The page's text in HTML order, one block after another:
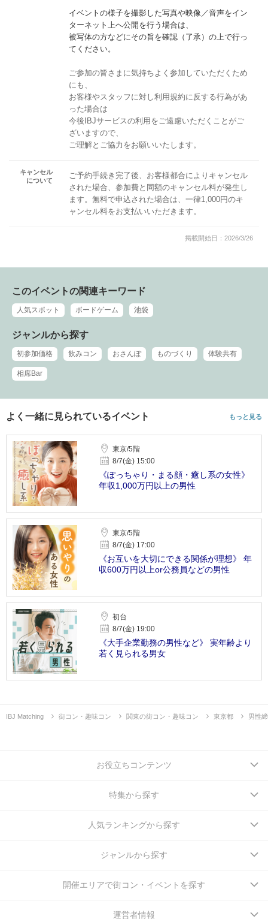
イベントの様子を撮影した写真や映像／音声をイン
ターネット上へ公開を行う場合は、
被写体の方などにその旨を確認（了承）の上で行っ
てください。
ご参加の皆さまに気持ちよく参加していただくため
にも、
お客様やスタッフに対し利用規約に反する行為があ
った場合は
今後IBJサービスの利用をご遠慮いただくことがご
ざいますので、
ご理解とご協力をお願いいたします。
キャンセル
について
ご予約手続き完了後、お客様都合によりキャンセル
された場合、参加費と同額のキャンセル料が発生し
ます。無料で申込された場合は、一律1,000円のキ
ャンセル料をお支払いいただきます。
掲載開始日：2026/3/26
このイベントの関連キーワード
人気スポット ボードゲーム 池袋
ジャンルから探す
初参加価格 飲みコン おさんぽ ものづくり 体験共有
相席Bar
よく一緒に見られているイベント もっと見る
東京/5階
8/7(金) 15:00
《ぽっちゃり・まる顔・癒し系の女性》
年収1,000万円以上の男性
東京/5階
8/7(金) 17:00
《お互いを大切にできる関係が理想》 年
収600万円以上or公務員などの男性
初台
8/7(金) 19:00
《大手企業勤務の男性など》 実年齢より
若く見られる男女
IBJ Matching 街コン・趣味コン 関東の街コン・趣味コン 東京都 男性
お役立ちコンテンツ
特集から探す
人気ランキングから探す
ジャンルから探す
開催エリアで街コン・イベントを探す
運営者情報